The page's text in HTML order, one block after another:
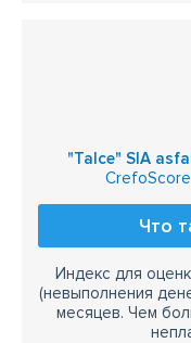
"Talce" SIA
Что
Индекс для
(невыполнения
месяцев. Чем